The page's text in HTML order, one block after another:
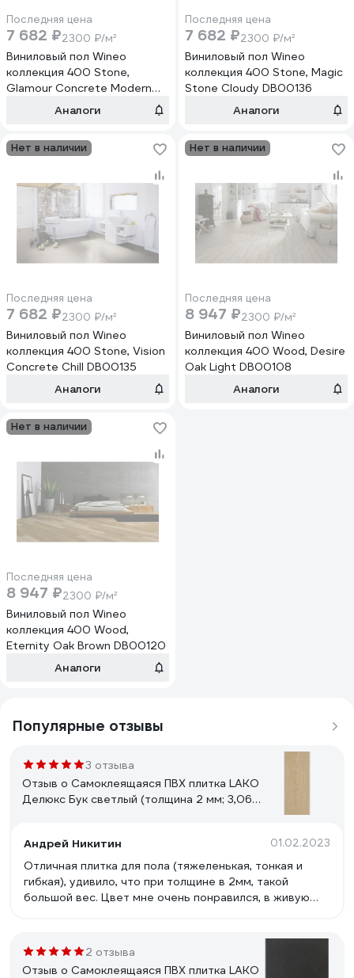
Последняя цена
7 682 ₽2300 ₽/м²
Виниловый пол Wineo
коллекция 400 Stone,
Glamour Concrete Modern
Аналоги
Последняя цена
7 682 ₽2300 ₽/м²
Виниловый пол Wineo
коллекция 400 Stone, Magic
Stone Cloudy DB00136
Аналоги
Нет в наличии
Последняя цена
7 682 ₽2300 ₽/м²
Виниловый пол Wineo
коллекция 400 Stone, Vision
Concrete Chill DB00135
Аналоги
Нет в наличии
Последняя цена
8 947 ₽2300 ₽/м²
Виниловый пол Wineo
коллекция 400 Wood, Desire
Oak Light DB00108
Аналоги
Нет в наличии
Последняя цена
8 947 ₽2300 ₽/м²
Виниловый пол Wineo
коллекция 400 Wood,
Eternity Oak Brown DB00120
Аналоги
Популярные отзывы
3 отзыва
Отзыв о Самоклеящаяся ПВХ плитка LAKO
Делюкс Бук светлый (толщина 2 мм; 3,06
Андрей Никитин
01.02.2023
Отличная плитка для пола (тяжеленькая, тонкая и
гибкая), удивило, что при толщине в 2мм, такой
большой вес. Цвет мне очень понравился, в живую
отлично, из инструментов потребовались только нож
и линейка. Рекомендую и удачи с ремонтом.
2 отзыва
Отзыв о Самоклеящаяся ПВХ плитка LAKO